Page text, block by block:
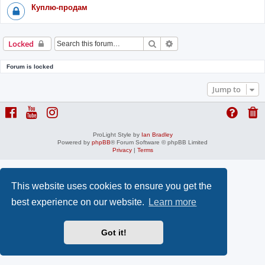
This website uses cookies to ensure you get the
best experience on our website.
Learn more
Got it!
Куплю-продам
Locked Search
Forum is locked
Jump to
ProLight Style by Ian Bradley
Powered by phpBB® Forum Software © phpBB Limited
Privacy| Terms